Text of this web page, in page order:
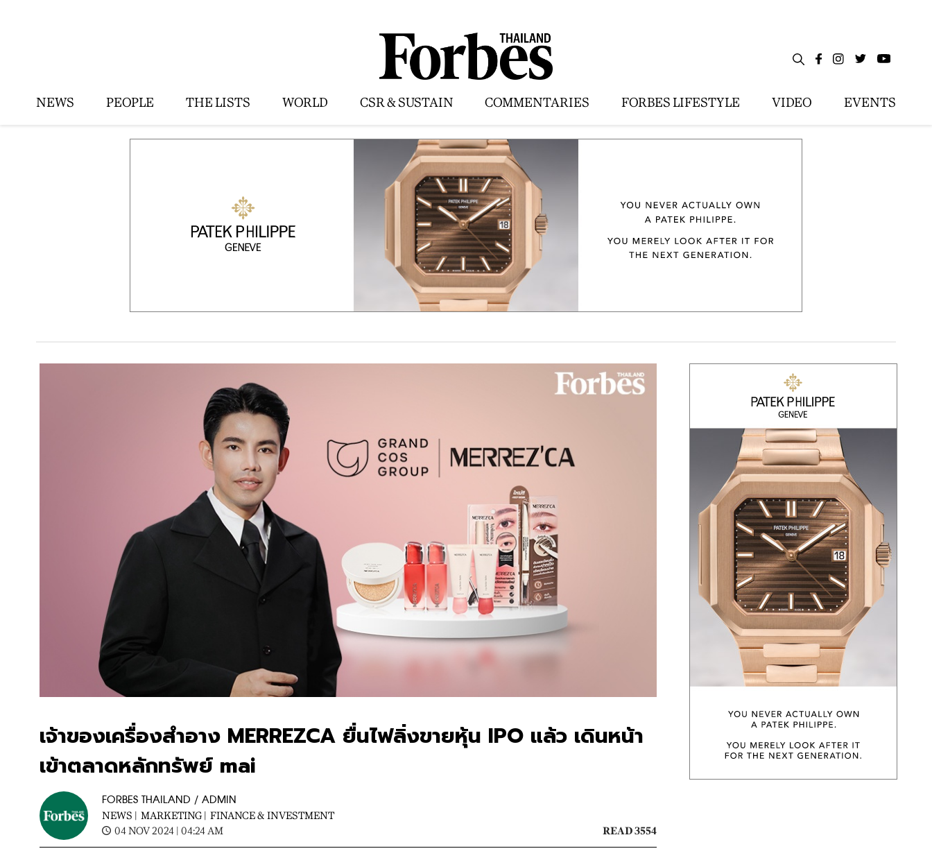
NEWS PEOPLE THE LISTS WORLD CSR & SUSTAIN COMMENTARIES FORBES LIFESTYLE VIDEO EVENTS
เจ้าของเครื่องสำอาง MERREZCA ยื่นไฟลิ่งขายหุ้น IPO แล้ว เดินหน้า
เข้าตลาดหลักทรัพย์ mai
FORBES THAILAND / ADMIN
NEWS | MARKETING | FINANCE & INVESTMENT
04 NOV 2024 | 04:24 AM
READ 3554